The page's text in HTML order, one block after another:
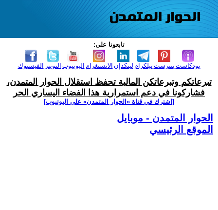
تابعونا على:
الفيسبوك التويتر اليوتيوب الانستغرام لينكدإن تيلكرامبنترست بودكاست
تبرعاتكم وتبرعاتكن المالية تحفظ استقلال الحوار المتمدن،
فشاركونا في دعم استمرارية هذا الفضاء اليساري الحر
[اشترك في قناة ‫«الحوار المتمدن» على اليوتيوب]
الحوار المتمدن - موبايل
الموقع الرئيسي